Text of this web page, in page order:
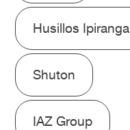
Husillos Ipiranga
Shuton
IAZ Group